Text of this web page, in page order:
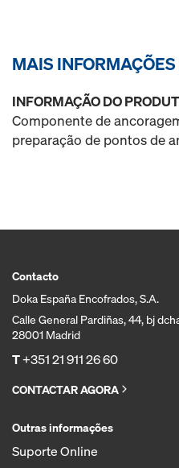
MAIS INFORMAÇÕES
INFORMAÇÃO DO
Componente de
preparação de pontos de
Contacto
Doka España Encofrados, S.A.
Calle General Pardiñas, 44, bj
28001 Madrid
T+351 21 911 26 60
CONTACTAR AGORA
Outras informações
Suporte Online